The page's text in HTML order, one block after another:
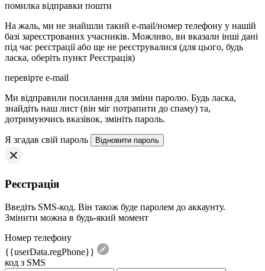
помилка відправки пошти
На жаль, ми не знайшли такий e-mail/номер телефону у нашій
базі зареєстрованих учасників. Можливо, ви вказали інші дані
під час реєстрації або ще не реєструвалися (для цього, будь
ласка, оберіть пункт Реєстрація)
перевірте e-mail
Mи відправили посилання для зміни паролю. Будь ласка,
знайдіть наш лист (він міг потрапити до спаму) та,
дотримуючись вказівок, змініть пароль.
Я згадав свій пароль
Реєстрація
Введіть SMS-код. Він також буде паролем до аккаунту.
Змінити можна в будь-який момент
Номер телефону
{{userData.regPhone}}
код з SMS